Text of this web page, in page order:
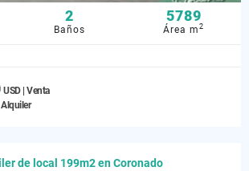
2
Baños
5789
Área m2
USD | Venta
Alquiler
de local 199m2 en Coronado